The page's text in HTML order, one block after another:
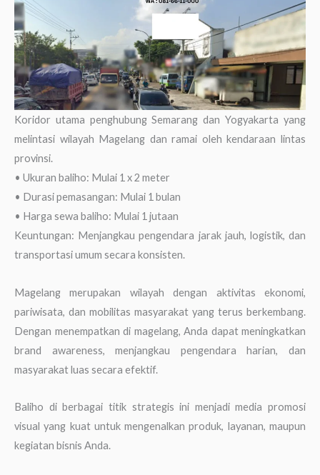
Koridor utama penghubung Semarang dan Yogyakarta yang
melintasi wilayah Magelang dan ramai oleh kendaraan lintas
provinsi.
• Ukuran baliho: Mulai 1 x 2 meter
• Durasi pemasangan: Mulai 1 bulan
• Harga sewa baliho: Mulai 1 jutaan
Keuntungan: Menjangkau pengendara jarak jauh, logistik, dan
transportasi umum secara konsisten.
Magelang merupakan wilayah dengan aktivitas ekonomi,
pariwisata, dan mobilitas masyarakat yang terus berkembang.
Dengan menempatkan di magelang, Anda dapat meningkatkan
brand awareness, menjangkau pengendara harian, dan
masyarakat luas secara efektif.
Baliho di berbagai titik strategis ini menjadi media promosi
visual yang kuat untuk mengenalkan produk, layanan, maupun
kegiatan bisnis Anda.